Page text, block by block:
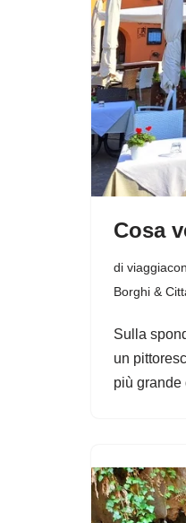
Cosa
di
Borghi &
Sulla
un
più grande